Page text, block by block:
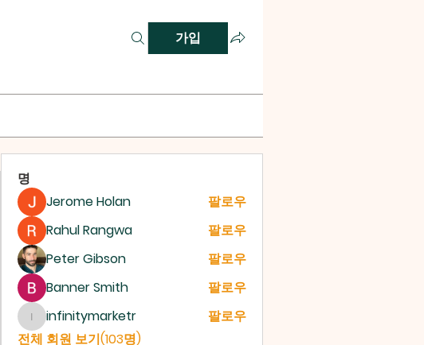
가입
명
Jerome Holan
팔로우
Rahul Rangwa
팔로우
Peter Gibson
팔로우
Banner Smith
팔로우
infinitymarketr
infinitymarketr
팔로우
전체 회원 보기(103명)